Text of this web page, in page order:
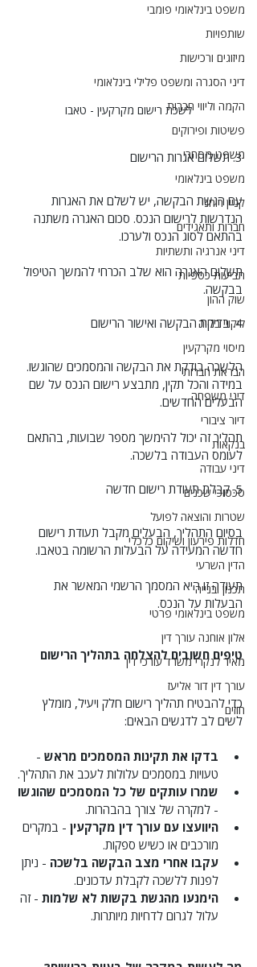
משפט בינלאומי פומבי
שותפויות
מיזוגים ורכישות
דיני הסגרה ומשפט פלילי בינלאומי
הקמה וליווי חברות
פשיטות ופירוקים
משפט מסחרי
משפט בינלאומי
קניין רוחני
חברות ותאגידים
דיני אנרגיה ותשתיות
תביעות כספיות
שוק ההון
ליקויי בנייה
מיסוי מקרקעין
הבראת חברות
דיני משפחה
דיור ציבורי
בנקאות
דיני עבודה
סכסוכי שכנים
שטרות והוצאה לפועל
חדלות פירעון ושיקום כלכלי
הדין השרעי
תכנון ובנייה
משפט בינלאומי פרטי
אלון אוחנה עורך דין
מאיר לנקרי משרד עורכי דין
עורך דין דור אליעז
חוזים
לשכת רישום מקרקעין - טאבו
3. תשלום אגרות הרישום
עם הגשת הבקשה, יש לשלם את האגרות
הנדרשות לרישום הנכס. סכום האגרה משתנה
בהתאם לסוג הנכס ולערכו.
תשלום האגרה הוא שלב הכרחי להמשך הטיפול
בבקשה.
4. בדיקת הבקשה ואישור הרישום
הלשכה בודקת את הבקשה והמסמכים שהוגשו.
במידה והכל תקין, מתבצע רישום הנכס על שם
הבעלים החדשים.
תהליך זה יכול להימשך מספר שבועות, בהתאם
לעומס העבודה בלשכה.
5. קבלת תעודת רישום חדשה
בסיום התהליך, הבעלים מקבל תעודת רישום
חדשה המעידה על הבעלות הרשומה בטאבו.
תעודה זו היא המסמך הרשמי המאשר את
הבעלות על הנכס.
טיפים חשובים להצלחה בתהליך הרישום
כדי להבטיח תהליך רישום חלק ויעיל, מומלץ
לשים לב לדגשים הבאים:
בדקו את תקינות המסמכים מראש -
טעויות במסמכים עלולות לעכב את התהליך.
שמרו עותקים של כל המסמכים שהוגשו
- למקרה של צורך בהבהרות.
היוועצו עם עורך דין מקרקעין - במקרים
מורכבים או כשיש ספקות.
עקבו אחרי מצב הבקשה בלשכה - ניתן
לפנות ללשכה לקבלת עדכונים.
הימנעו מהגשת בקשות לא שלמות - זה
עלול לגרום לדחיות מיותרות.